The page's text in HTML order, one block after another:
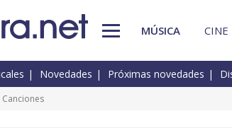
MÚSICA CINE
Novedades Próximas novedades
Canciones